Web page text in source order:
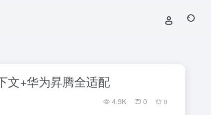
文+华为昇腾全适配
4.9K 0 0